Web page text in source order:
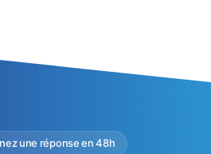
une réponse en 48h